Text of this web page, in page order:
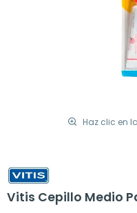
Haz clic en
Vitis Cepillo Medio